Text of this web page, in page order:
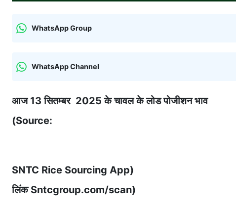
WhatsApp Group
WhatsApp Channel
आज 13 सितम्बर 2025 के चावल के लोड पोजीशन भाव
(Source:
SNTC Rice Sourcing App)
लिंक Sntcgroup.com/scan)